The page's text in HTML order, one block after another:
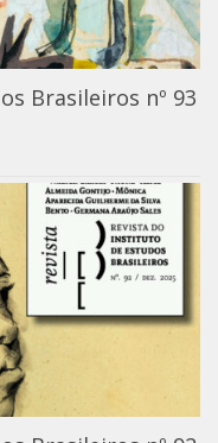
Brasileiros nº 93